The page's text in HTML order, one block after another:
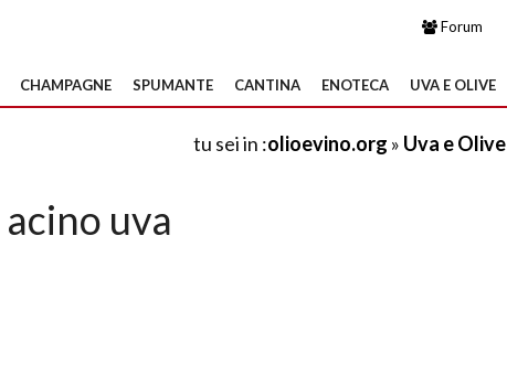
Forum
CHAMPAGNE SPUMANTE CANTINA ENOTECA UVA E OLIVE
tu sei in :olioevino.org » Uva e Olive
acino uva